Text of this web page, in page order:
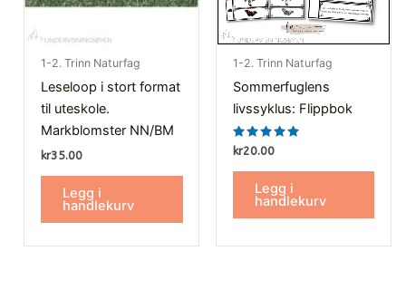
1-2. Trinn Naturfag
Leseloop i stort format
til uteskole.
Markblomster NN/BM
kr35.00
Legg i
handlekurv
1-2. Trinn Naturfag
Sommerfuglens
livssyklus: Flippbok
Vurdert
av 5
kr20.00
Legg i
handlekurv